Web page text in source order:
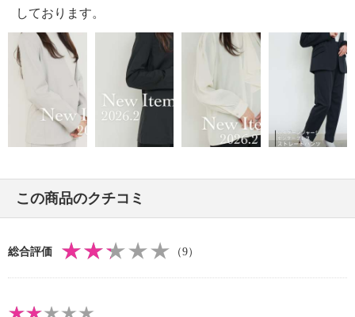
・ウエットクリーニング：可
【メンテナンス（ケアラベル）】
・長時間照射による変退色注意
・単品洗い
・ネット使用
【原産国（地）】
・ミャンマー製
しております。
この商品のクチコミ
総合評価 （9）